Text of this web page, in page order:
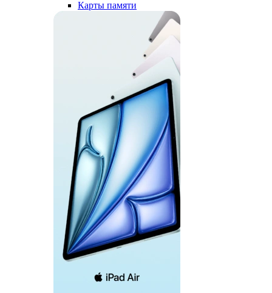
Карты памяти